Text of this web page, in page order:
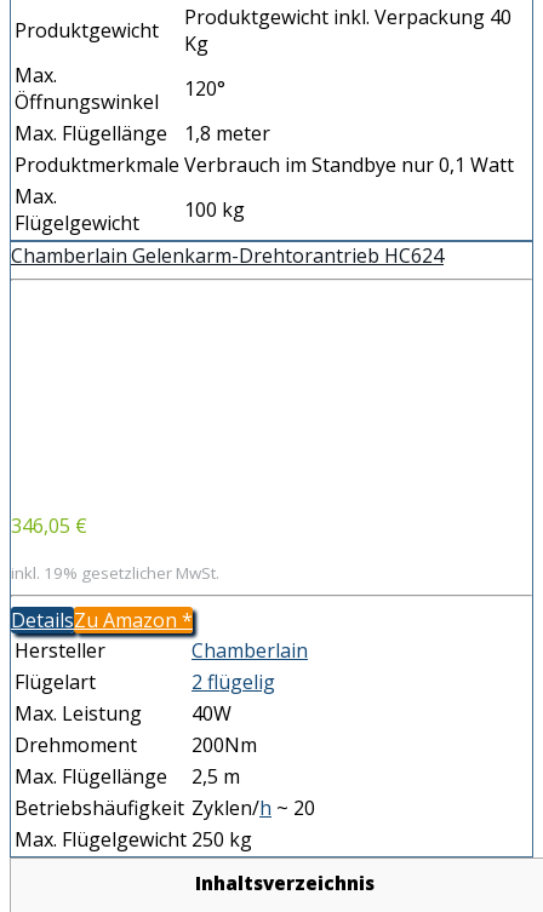
Produktgewicht
Produktgewicht inkl. Verpackung 40
Kg
Max.
Öffnungswinkel
120°
Max. Flügellänge
1,8 meter
Produktmerkmale Verbrauch im Standbye nur 0,1 Watt
Max.
Flügelgewicht
100 kg
Chamberlain Gelenkarm-Drehtorantrieb HC624
346,05 €
inkl. 19% gesetzlicher MwSt.
DetailsZu Amazon *
Hersteller
Chamberlain
Flügelart
2 flügelig
Max. Leistung
40W
Drehmoment
200Nm
Max. Flügellänge
2,5 m
Betriebshäufigkeit Zyklen/h ~ 20
Max. Flügelgewicht 250 kg
Inhaltsverzeichnis